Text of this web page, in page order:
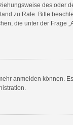
des oder
zu Rate. Bitte
die unter der Frage
anmelden können.